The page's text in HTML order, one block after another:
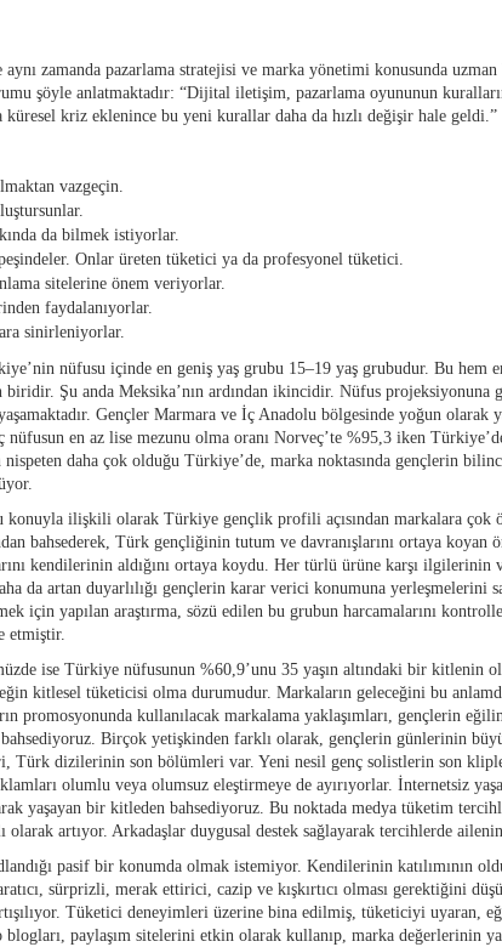
zamanda pazarlama stratejisi ve marka yönetimi konusunda
şöyle anlatmaktadır: “Dijital iletişim, pazarlama oyununun
kriz eklenince bu yeni kurallar daha da hızlı değişir hale geldi.”
vazgeçin.
da bilmek istiyorlar.
Onlar üreten tüketici ya da profesyonel tüketici.
sitelerine önem veriyorlar.
faydalanıyorlar.
sinirleniyorlar.
nüfusu içinde en geniş yaş grubu 15–19 yaş grubudur. Bu
Şu anda Meksika’nın ardından ikincidir. Nüfus projeksiyonuna
Gençler Marmara ve İç Anadolu bölgesinde yoğun olarak
en az lise mezunu olma oranı Norveç’te %95,3 iken
nispeten daha çok olduğu Türkiye’de, marka noktasında gençlerin
konuyla ilişkili olarak Türkiye gençlik profili açısından markalara
bahsederek, Türk gençliğinin tutum ve davranışlarını ortaya
kendilerinin aldığını ortaya koydu. Her türlü ürüne karşı
da artan duyarlılığı gençlerin karar verici konumuna yerleşmelerini
için yapılan araştırma, sözü edilen bu grubun harcamalarını
etmiştir.
ise Türkiye nüfusunun %60,9’unu 35 yaşın altındaki bir kitlenin
kitlesel tüketicisi olma durumudur. Markaların geleceğini bu
promosyonunda kullanılacak markalama yaklaşımları, gençlerin
Birçok yetişkinden farklı olarak, gençlerin günlerinin
Türk dizilerinin son bölümleri var. Yeni nesil genç solistlerin son
olumlu veya olumsuz eleştirmeye de ayırıyorlar. İnternetsiz
yaşayan bir kitleden bahsediyoruz. Bu noktada medya tüketim
artıyor. Arkadaşlar duygusal destek sağlayarak tercihlerde
pasif bir konumda olmak istemiyor. Kendilerinin katılımının
sürprizli, merak ettirici, cazip ve kışkırtıcı olması gerektiğini
Tüketici deneyimleri üzerine bina edilmiş, tüketiciyi uyaran,
paylaşım sitelerini etkin olarak kullanıp, marka değerlerinin